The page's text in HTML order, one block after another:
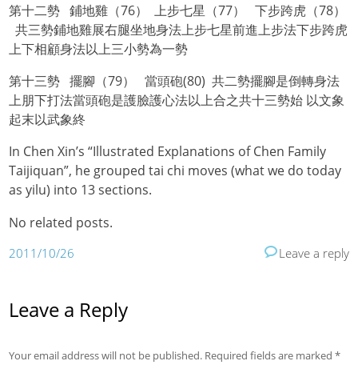
第十二勢 鋪地雞（76） 上步七星（77） 下步跨虎（78）
共三勢鋪地雞展右腿坐地身法上步七星前進上步法下步跨虎
上下相顧身法以上三小勢為一勢
第十三勢 擺腳（79） 當頭砲(80) 共二勢擺腳是倒轉身法
上朋下打法當頭砲是護臉護心法以上合之共十三勢始 以文象
起末以武象終
In Chen Xin’s “Illustrated Explanations of Chen Family
Taijiquan”, he grouped tai chi moves (what we do today
as yilu) into 13 sections.
No related posts.
2011/10/26 Leave a reply
Leave a Reply
Your email address will not be published. Required fields are marked*